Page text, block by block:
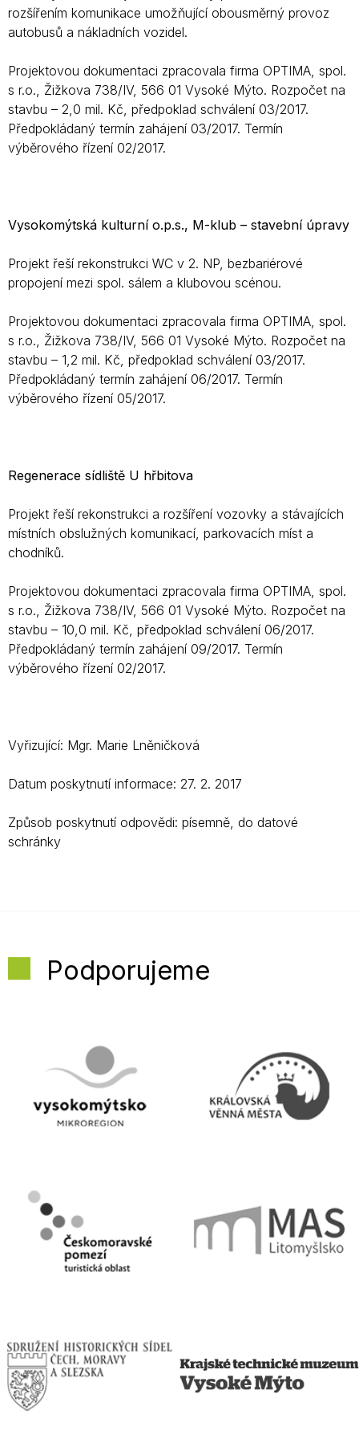
rozšířením komunikace umožňující obousměrný provoz
autobusů a nákladních vozidel.
Projektovou dokumentaci zpracovala firma OPTIMA, spol.
s r.o., Žižkova 738/IV, 566 01 Vysoké Mýto. Rozpočet na
stavbu – 2,0 mil. Kč, předpoklad schválení 03/2017.
Předpokládaný termín zahájení 03/2017. Termín
výběrového řízení 02/2017.
Vysokomýtská kulturní o.p.s., M-klub – stavební úpravy
Projekt řeší rekonstrukci WC v 2. NP, bezbariérové
propojení mezi spol. sálem a klubovou scénou.
Projektovou dokumentaci zpracovala firma OPTIMA, spol.
s r.o., Žižkova 738/IV, 566 01 Vysoké Mýto. Rozpočet na
stavbu – 1,2 mil. Kč, předpoklad schválení 03/2017.
Předpokládaný termín zahájení 06/2017. Termín
výběrového řízení 05/2017.
Regenerace sídliště U hřbitova
Projekt řeší rekonstrukci a rozšíření vozovky a stávajících
místních obslužných komunikací, parkovacích míst a
chodníků.
Projektovou dokumentaci zpracovala firma OPTIMA, spol.
s r.o., Žižkova 738/IV, 566 01 Vysoké Mýto. Rozpočet na
stavbu – 10,0 mil. Kč, předpoklad schválení 06/2017.
Předpokládaný termín zahájení 09/2017. Termín
výběrového řízení 02/2017.
Vyřizující: Mgr. Marie Lněničková
Datum poskytnutí informace: 27. 2. 2017
Způsob poskytnutí odpovědi: písemně, do datové
schránky
Podporujeme